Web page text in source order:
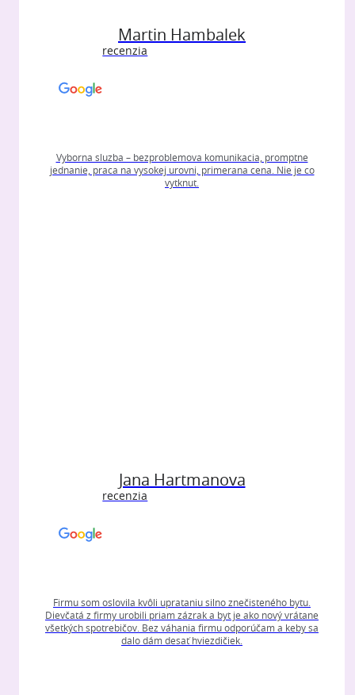
Martin Hambalek
recenzia
Vyborna sluzba – bezproblemova komunikacia, promptne
jednanie, praca na vysokej urovni, primerana cena. Nie je co
vytknut.
Jana Hartmanova
recenzia
Firmu som oslovila kvôli uprataniu silno znečisteného bytu.
Dievčatá z firmy urobili priam zázrak a byt je ako nový vrátane
všetkých spotrebičov. Bez váhania firmu odporúčam a keby sa
dalo dám desať hviezdičiek.